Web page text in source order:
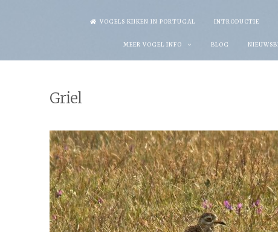
VOGELS KIJKEN IN PORTUGAL INTRODUCTIE
MEER VOGEL INFO BLOG
Griel